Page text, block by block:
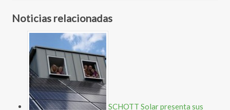
Noticias relacionadas
SCHOTT Solar presenta sus